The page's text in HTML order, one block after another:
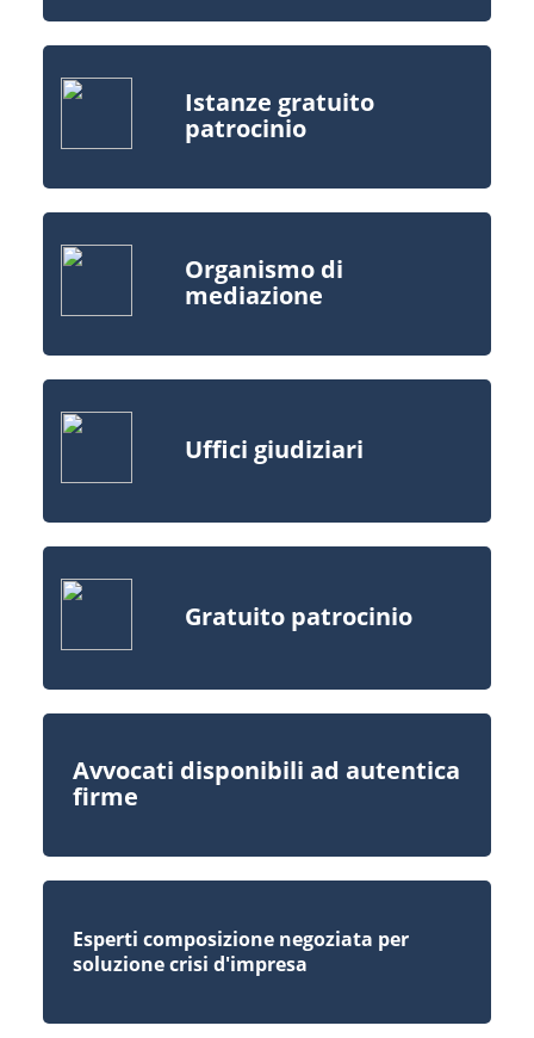
Istanze gratuito
patrocinio
Organismo di
mediazione
Uffici giudiziari
Gratuito patrocinio
Avvocati disponibili ad autentica
firme
Esperti composizione negoziata per
soluzione crisi d'impresa